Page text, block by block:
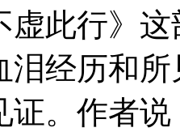
虚此行》
泪经历和
证。作者